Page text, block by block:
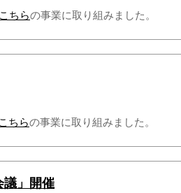
こちらの事業に取り組みました。
こちらの事業に取り組みました。
議」開催